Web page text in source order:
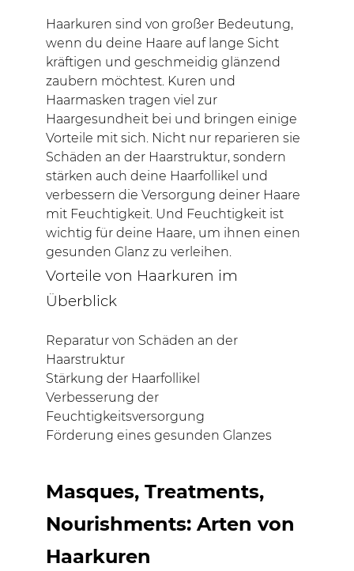
Haarkuren sind von großer Bedeutung,
wenn du deine Haare auf lange Sicht
kräftigen und geschmeidig glänzend
zaubern möchtest. Kuren und
Haarmasken tragen viel zur
Haargesundheit bei und bringen einige
Vorteile mit sich. Nicht nur reparieren sie
Schäden an der Haarstruktur, sondern
stärken auch deine Haarfollikel und
verbessern die Versorgung deiner Haare
mit Feuchtigkeit. Und Feuchtigkeit ist
wichtig für deine Haare, um ihnen einen
gesunden Glanz zu verleihen.
Vorteile von Haarkuren im
Überblick
Reparatur von Schäden an der
Haarstruktur
Stärkung der Haarfollikel
Verbesserung der
Feuchtigkeitsversorgung
Förderung eines gesunden Glanzes
Masques, Treatments,
Nourishments: Arten von
Haarkuren